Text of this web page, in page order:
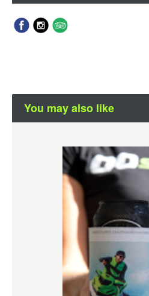
You may also like